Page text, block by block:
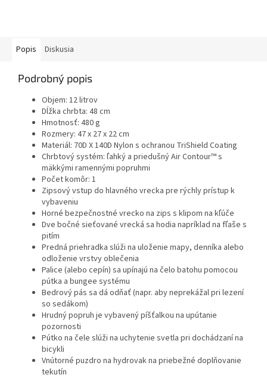
Popis Diskusia
Podrobný popis
Objem: 12 litrov
Dĺžka chrbta: 48 cm
Hmotnosť: 480 g
Rozmery: 47 x 27 x 22 cm
Materiál: 70D X 140D Nylon s ochranou TriShield Coating
Chrbtový systém: ľahký a priedušný Air Contour™ s
mäkkými ramennými popruhmi
Počet komôr: 1
Zipsový vstup do hlavného vrecka pre rýchly prístup k
vybaveniu
Horné bezpečnostné vrecko na zips s klipom na kľúče
Dve bočné sieťované vrecká sa hodia napríklad na fľaše s
pitím
Predná priehradka slúži na uloženie mapy, denníka alebo
odloženie vrstvy oblečenia
Palice (alebo cepín) sa upínajú na čelo batohu pomocou
pútka a bungee systému
Bedrový pás sa dá odňať (napr. aby neprekážal pri lezení
so sedákom)
Hrudný popruh je vybavený píšťalkou na upútanie
pozornosti
Pútko na čele slúži na uchytenie svetla pri dochádzaní na
bicykli
Vnútorné puzdro na hydrovak na priebežné doplňovanie
tekutín